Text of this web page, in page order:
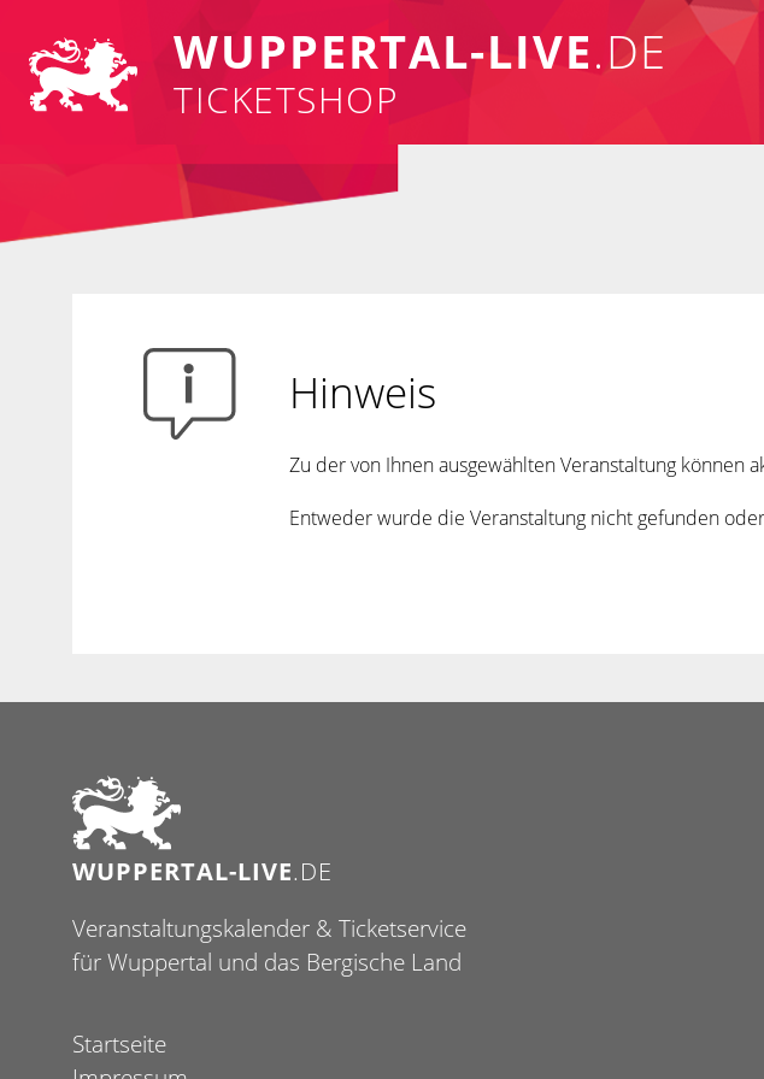
WUPPERTAL-LIVE.DE
TICKETSHOP
Hinweis
Zu der von Ihnen ausgewählten Veranstaltung
Entweder wurde die Veranstaltung nicht gefunden
WUPPERTAL-LIVE.DE
Veranstaltungskalender & Ticketservice
für Wuppertal und das Bergische Land
Startseite